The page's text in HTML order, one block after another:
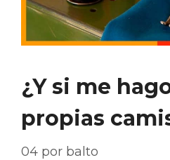
¿Y si me
propias
04 por balto